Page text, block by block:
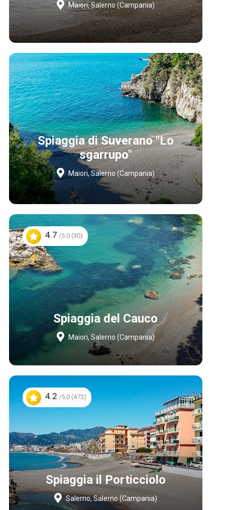
Maiori, Salerno (Campania)
Spiaggia di Suverano "Lo
sgarrupo"
Maiori, Salerno (Campania)
4.7 /5.0 (30)
Spiaggia del Cauco
Maiori, Salerno (Campania)
4.2 /5.0 (473)
Spiaggia il Porticciolo
Salerno, Salerno (Campania)